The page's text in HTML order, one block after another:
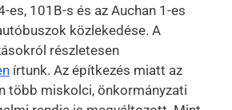
es, 101B-s és az Auchan 1-es
közlekedése. A
részletesen
írtunk. Az építkezés miatt az
több miskolci, önkormányzati